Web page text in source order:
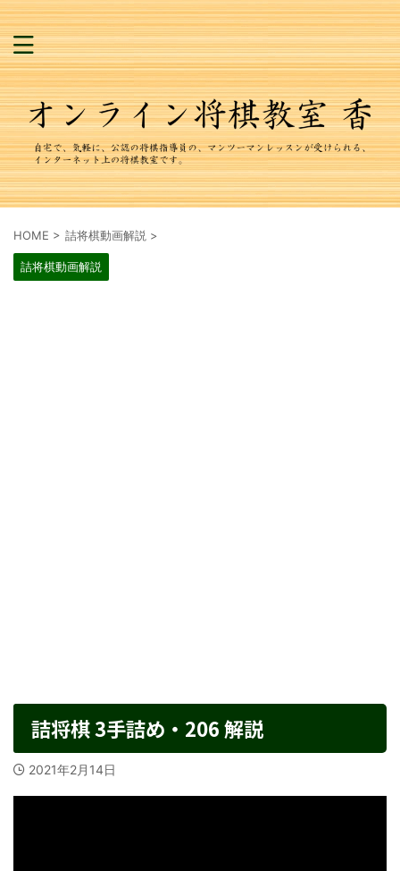
HOME > 詰将棋動画解説 >
詰将棋動画解説
詰将棋 3手詰め・206 解説
2021年2月14日